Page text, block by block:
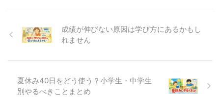
成績が伸びない原因は学び方にあるかもし
れません
夏休み40日をどう使う？小学生・中学生
別やるべきことまとめ